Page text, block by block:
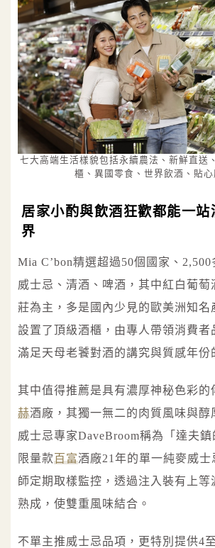
七大高端生活樣貌包括永續農法、新鮮直送
櫃、異國零食、世界飲酒、貼心
居家小酌與飲酒狂歡都能一站
界
Mia C’bon精選超過50個國家、2,500
威士忌、清酒、啤酒，其中紅白葡萄
莊為主，多是國內少見的歐美洲知名
設置了頂級酒櫃，由專人帶領消費者
滿足天母老饕對酒的講究與質感年份
其中值得推薦是具有濃厚神秘色彩的
赫酒廠，其獨一無二的肉質風味與醇
威士忌專家DaveBroom稱為「達夫
限量款百富酒廠21年的單一純麥威士
師定期取樣監控，透過注入裝有上等
熟成，使雙重風味結合。
不單主推威士忌品項，更特別提供4